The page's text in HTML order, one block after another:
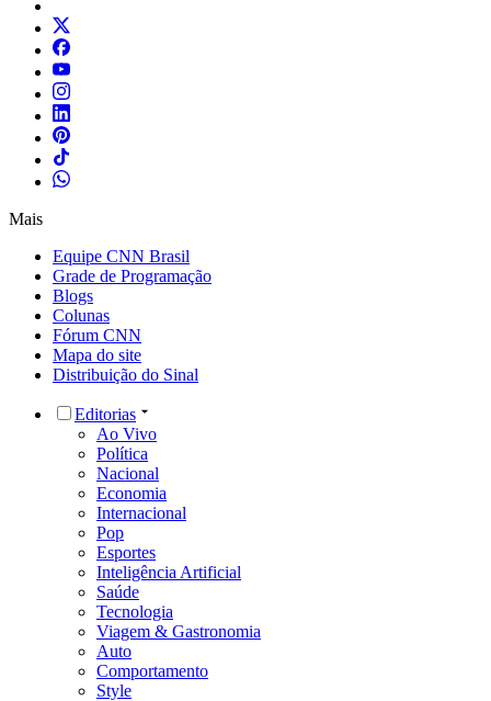
Mais
Equipe CNN Brasil
Grade de Programação
Blogs
Colunas
Fórum CNN
Mapa do site
Distribuição do Sinal
Editorias
Ao Vivo
Política
Nacional
Economia
Internacional
Pop
Esportes
Inteligência Artificial
Saúde
Tecnologia
Viagem & Gastronomia
Auto
Comportamento
Style